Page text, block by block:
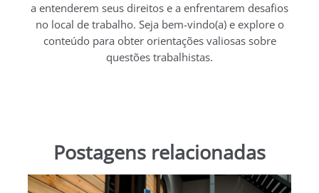
a entenderem seus direitos e a enfrentarem desafios
no local de trabalho. Seja bem-vindo(a) e explore o
conteúdo para obter orientações valiosas sobre
questões trabalhistas.
Postagens relacionadas